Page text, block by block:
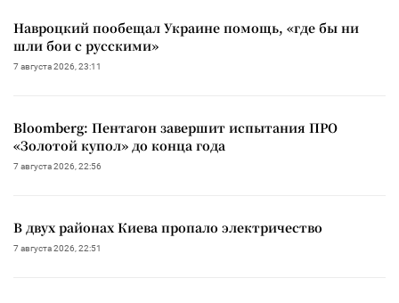
Навроцкий пообещал Украине помощь, «где бы ни
шли бои с русскими»
7 августа 2026, 23:11
Bloomberg: Пентагон завершит испытания ПРО
«Золотой купол» до конца года
7 августа 2026, 22:56
В двух районах Киева пропало электричество
7 августа 2026, 22:51